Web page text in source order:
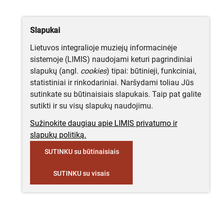
Slapukai
Lietuvos integralioje muziejų informacinėje
sistemoje (LIMIS) naudojami keturi pagrindiniai
slapukų (angl. cookies) tipai: būtinieji, funkciniai,
statistiniai ir rinkodariniai. Naršydami toliau Jūs
sutinkate su būtinaisiais slapukais. Taip pat galite
sutikti ir su visų slapukų naudojimu.
Sužinokite daugiau apie LIMIS privatumo ir
slapukų politiką.
SUTINKU su būtinaisiais
SUTINKU su visais